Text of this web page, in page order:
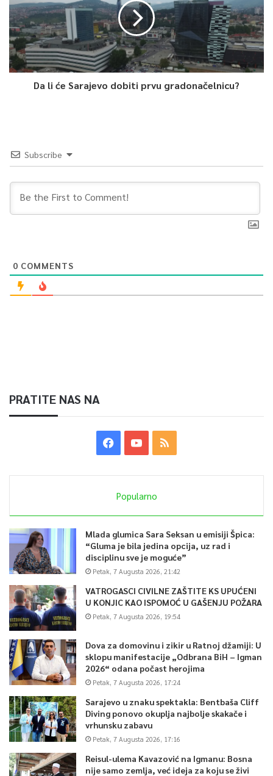
Da li će Sarajevo dobiti prvu gradonačelnicu?
Subscribe
0 COMMENTS
PRATITE NAS NA
Popularno
Mlada glumica Sara Seksan u emisiji Špica:
“Gluma je bila jedina opcija, uz rad i
disciplinu sve je moguće”
Petak, 7 Augusta 2026, 21:42
VATROGASCI CIVILNE ZAŠTITE KS UPUĆENI
U KONJIC KAO ISPOMOĆ U GAŠENJU POŽARA
Petak, 7 Augusta 2026, 19:54
Dova za domovinu i zikir u Ratnoj džamiji: U
sklopu manifestacije „Odbrana BiH – Igman
2026“ odana počast herojima
Petak, 7 Augusta 2026, 17:24
Sarajevo u znaku spektakla: Bentbaša Cliff
Diving ponovo okuplja najbolje skakače i
vrhunsku zabavu
Petak, 7 Augusta 2026, 17:16
Reisul-ulema Kavazović na Igmanu: Bosna
nije samo zemlja, već ideja za koju se živi